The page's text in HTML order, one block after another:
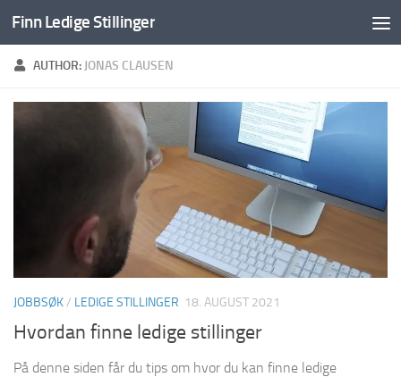
Skip to content
Finn Ledige Stillinger
AUTHOR: JONAS CLAUSEN
JOBBSØK/ LEDIGE STILLINGER 18. AUGUST 2021
Hvordan finne ledige stillinger
På denne siden får du tips om hvor du kan finne ledige